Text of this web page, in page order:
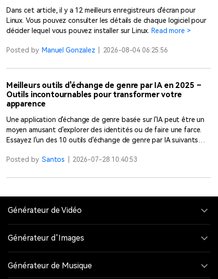
Dans cet article, il y a 12 meilleurs enregistreurs d'écran pour
Linux. Vous pouvez consulter les détails de chaque logiciel pour
décider lequel vous pouvez installer sur Linux. Read more >
Posted by Manuel Gonzalez 2026-08-04 06:25:56
Meilleurs outils d'échange de genre par IA en 2025 –
Outils incontournables pour transformer votre
apparence
Une application d'échange de genre basée sur l'IA peut être un
moyen amusant d'explorer des identités ou de faire une farce.
Essayez l'un des 10 outils d'échange de genre par IA suivants
Posted by Santos 2026-07-28 10:40:53
Générateur de Vidéo
Générateur d’Images
Générateur de Musique